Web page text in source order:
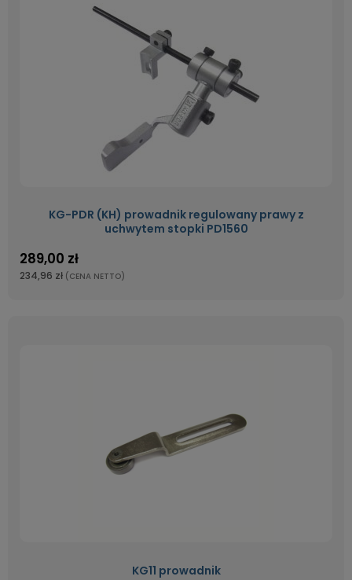
KG-PDR (KH) prowadnik regulowany prawy z
uchwytem stopki PD1560
289,00 zł
234,96 zł (CENA NETTO)
KG11 prowadnik